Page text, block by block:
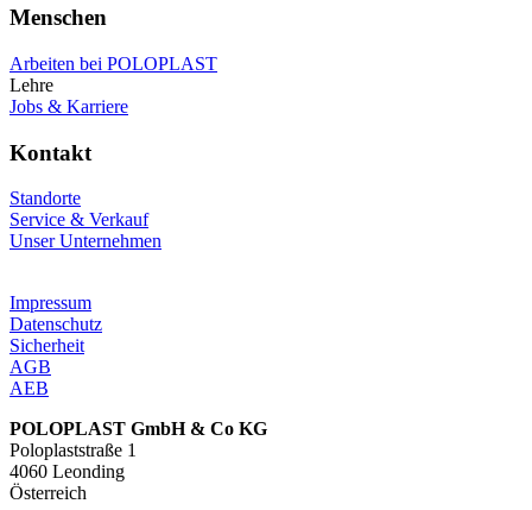
Menschen
Arbeiten bei POLOPLAST
Lehre
Jobs & Karriere
Kontakt
Standorte
Service & Verkauf
Unser Unternehmen
Impressum
Datenschutz
Sicherheit
AGB
AEB
POLOPLAST GmbH & Co KG
Poloplaststraße 1
4060 Leonding
Österreich